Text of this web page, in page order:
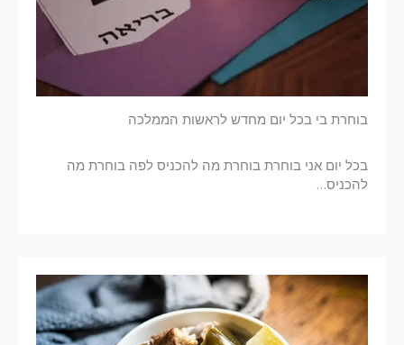
בוחרת בי בכל יום מחדש לראשות הממלכה
בכל יום אני בוחרת בוחרת מה להכניס לפה בוחרת מה
להכניס…